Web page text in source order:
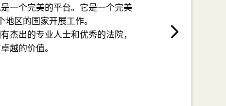
一个完美的平台。它是一个完美
区的国家开展工作。
杰出的专业人士和优秀的法院，
越的价值。